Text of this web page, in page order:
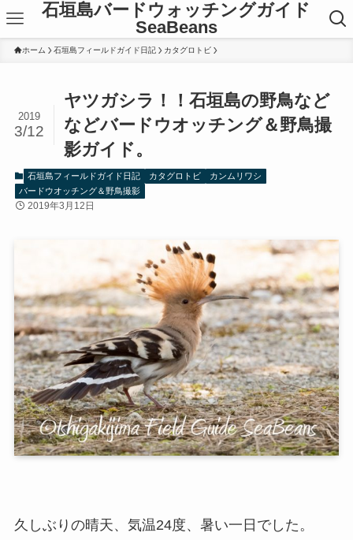
石垣島バードウォッチングガイド
SeaBeans
ホーム 石垣島フィールドガイド日記 カタグロトビ
ヤツガシラ！！石垣島の野鳥など
などバードウオッチング＆野鳥撮
影ガイド。
2019
3/12
石垣島フィールドガイド日記 カタグロトビ
カンムリワシ
バードウオッチング＆野鳥撮影
2019年3月12日
久しぶりの晴天、気温24度、暑い一日でした。